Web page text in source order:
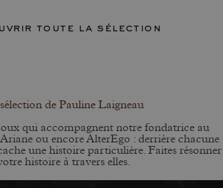
toute la sélection
de Pauline Laigneau
qui accompagnent notre fondatrice au
ou encore AlterEgo : derrière chacune
une histoire particulière. Faites résonner
histoire à travers elles.